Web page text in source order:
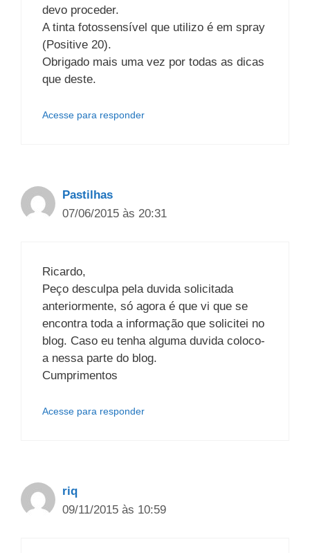
devo proceder.
A tinta fotossensível que utilizo é em spray
(Positive 20).
Obrigado mais uma vez por todas as dicas
que deste.
Acesse para responder
Pastilhas
07/06/2015 às 20:31
Ricardo,
Peço desculpa pela duvida solicitada
anteriormente, só agora é que vi que se
encontra toda a informação que solicitei no
blog. Caso eu tenha alguma duvida coloco-
a nessa parte do blog.
Cumprimentos
Acesse para responder
riq
09/11/2015 às 10:59